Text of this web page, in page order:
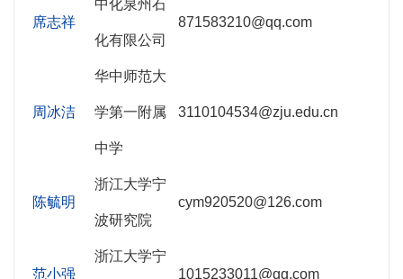
席志祥
中化泉州石
化有限公司
871583210@qq.com
周冰洁
华中师范大
学第一附属
中学
3110104534@zju.edu.cn
陈毓明
浙江大学宁
波研究院
cym920520@126.com
范小强
浙江大学宁
1015233011@qq.com